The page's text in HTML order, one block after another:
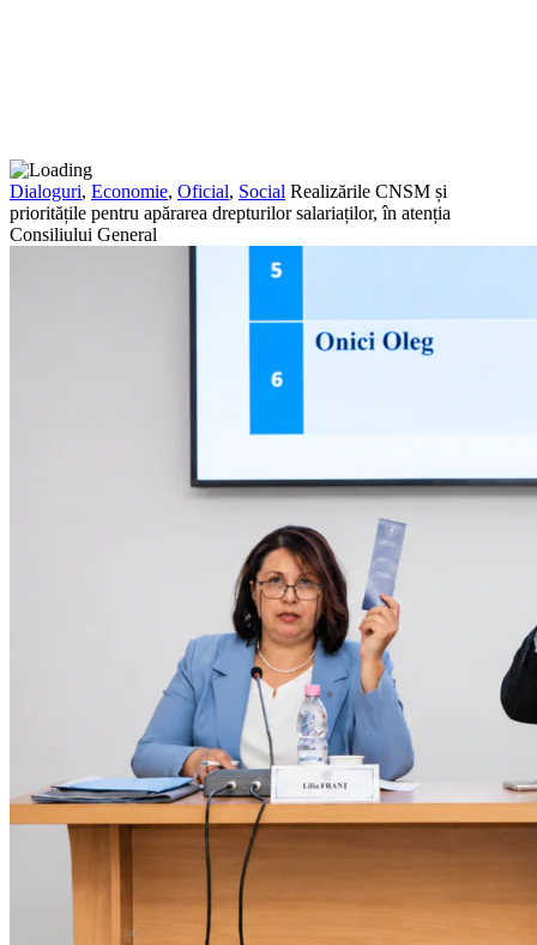
Dialoguri, Economie, Oficial, Social Realizările CNSM și
prioritățile pentru apărarea drepturilor salariaților, în atenția
Consiliului General